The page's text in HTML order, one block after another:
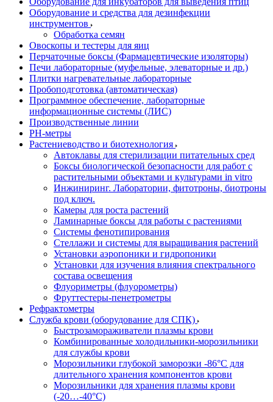
Оборудование и средства для дезинфекции
инструментов
Обработка семян
Овоскопы и тестеры для яиц
Перчаточные боксы (Фармацевтические изоляторы)
Печи лабораторные (муфельные, элеваторные и др.)
Плитки нагревательные лабораторные
Пробоподготовка (автоматическая)
Программное обеспечение, лабораторные
информационные системы (ЛИС)
Производственные линии
РH-метры
Растениеводство и биотехнология
Автоклавы для стерилизации питательных сред
Боксы биологической безопасности для работ с
растительными объектами и культурами in vitro
Инжиниринг. Лаборатории, фитотроны, биотроны
под ключ.
Камеры для роста растений
Ламинарные боксы для работы с растениями
Системы фенотипирования
Стеллажи и системы для выращивания растений
Установки аэропоники и гидропоники
Установки для изучения влияния спектрального
состава освещения
Флуориметры (флуорометры)
Фруттестеры-пенетрометры
Рефрактометры
Служба крови (оборудование для СПК)
Быстрозамораживатели плазмы крови
Комбинированные холодильники-морозильники
для службы крови
Морозильники глубокой заморозки -86°С для
длительного хранения компонентов крови
Морозильники для хранения плазмы крови
(-20…-40°С)